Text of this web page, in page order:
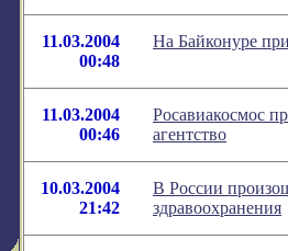
11.03.2004
00:48
На Байконуре
11.03.2004
00:46
Росавиакосмос
агентство
10.03.2004
21:42
В России
здравоохранения